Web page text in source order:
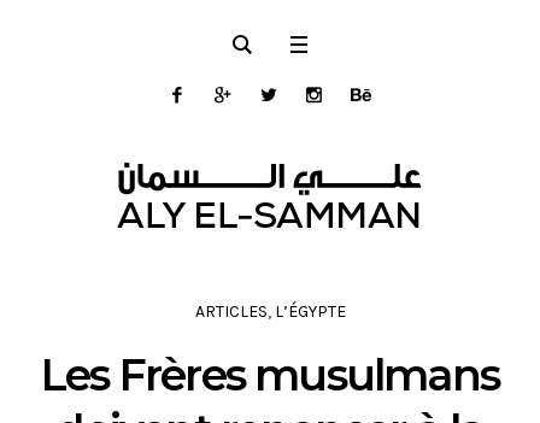
ARTICLES, L’ÉGYPTE
Les Frères musulmans